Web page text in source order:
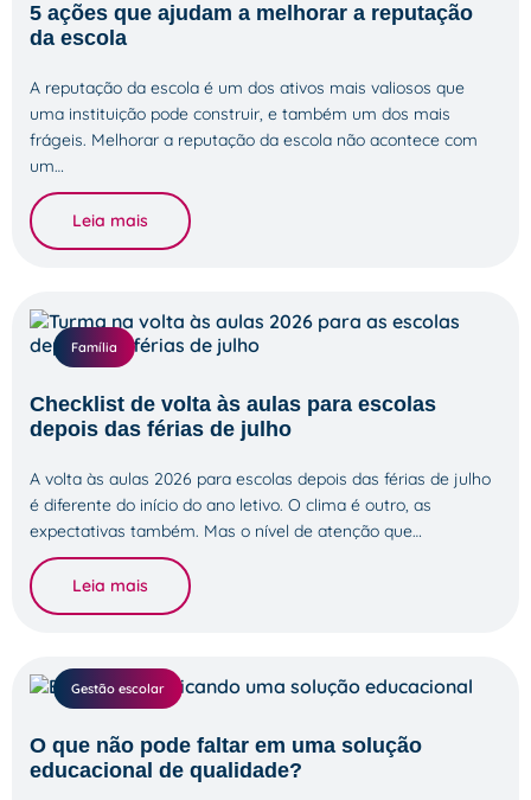
5 ações que ajudam a melhorar a reputação
da escola
A reputação da escola é um dos ativos mais valiosos que
uma instituição pode construir, e também um dos mais
frágeis. Melhorar a reputação da escola não acontece com
um…
Leia mais
Família
Checklist de volta às aulas para escolas
depois das férias de julho
A volta às aulas 2026 para escolas depois das férias de julho
é diferente do início do ano letivo. O clima é outro, as
expectativas também. Mas o nível de atenção que…
Leia mais
Gestão escolar
O que não pode faltar em uma solução
educacional de qualidade?